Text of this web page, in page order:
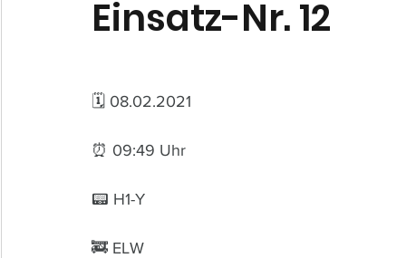
Einsatz-Nr. 12
🗓 08.02.2021
⏰ 09:49 Uhr
📟 H1-Y
🚒 ELW